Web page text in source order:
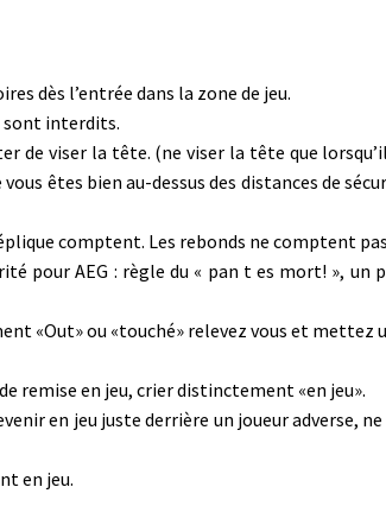
dès l’entrée dans la zone de jeu.
sont interdits.
de viser la tête. (ne viser la tête que
vous êtes bien au-dessus des distances de
comptent. Les rebonds ne comptent
pour AEG : règle du « pan t es mort! », un
«Out» ou «touché» relevez vous et mettez
remise en jeu, crier distinctement «en jeu».
en jeu juste derrière un joueur adverse,
en jeu.